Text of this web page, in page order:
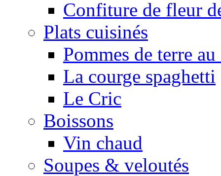
Confiture de fleur
Plats cuisinés
Pommes de terre
La courge spaghetti
Le Cric
Boissons
Vin chaud
Soupes & veloutés